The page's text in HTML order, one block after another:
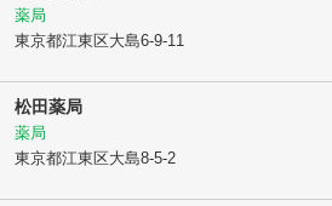
薬局
東京都江東区大島6-9-11
松田薬局
薬局
東京都江東区大島8-5-2